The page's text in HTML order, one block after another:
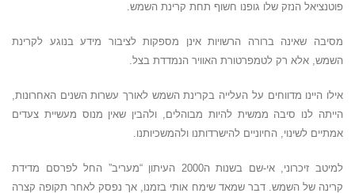
פוטנציאל הנזק שלו גופנו חשוף תחת קרינת השמש.
מסיבה שאינה ברורה הרשויות אינן מספקות לציבור מידע בנוגע לקרינת
השמש, אלא רק לטמפרטורת האוויר הנמדדת בצל.
אילו היינו מדווחים על העלייה בקרינת השמש לאורך עשרות השנים האחרונות,
הייתה לנו סיבה ממשית להיות מבוהלים, ולהבין שאין מנוס מעשיית צעדים
אמתיים לשינוי, החיוניים להישרדותנו ולהמשכיותנו.
למיטב זיכרוני, אי-שם בשנות ה2000 העיתון “מעריב” החל לפרסם מדידת
קרינה של השמש. דבר שמאד שימח אותי בזמנו, אך נפסק לאחר תקופה קצרה